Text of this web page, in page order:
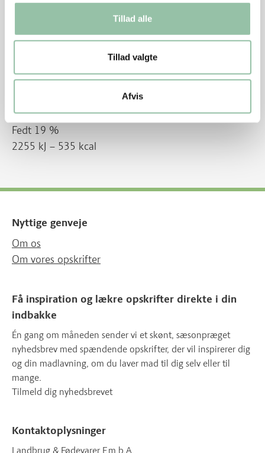
Tillad alle
Tillad valgte
Afvis
Mængden af kød kan være højere eller lavere.
Energifordeling
Energifordeling og -indhold pr. person
Kulhydrat 65 %
Fedt 19 %
2255 kJ – 535 kcal
Nyttige genveje
Om os
Om vores opskrifter
Få inspiration og lækre opskrifter direkte i din
indbakke
Én gang om måneden sender vi et skønt, sæsonpræget
nyhedsbrev med spændende opskrifter, der vil inspirerer dig
og din madlavning, om du laver mad til dig selv eller til
mange.
Tilmeld dig nyhedsbrevet
Kontaktoplysninger
Landbrug & Fødevarer F.m.b.A